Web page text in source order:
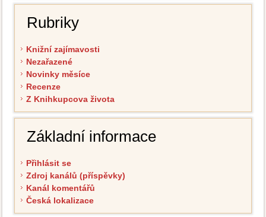
Rubriky
Knižní zajímavosti
Nezařazené
Novinky měsíce
Recenze
Z Knihkupcova života
Základní informace
Přihlásit se
Zdroj kanálů (příspěvky)
Kanál komentářů
Česká lokalizace